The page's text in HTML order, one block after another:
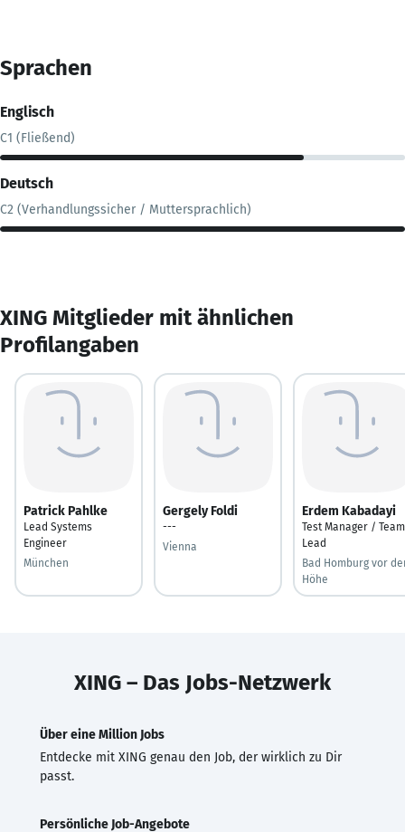
Sprachen
Englisch
C1 (Fließend)
Deutsch
C2 (Verhandlungssicher / Muttersprachlich)
XING Mitglieder mit ähnlichen
Profilangaben
Patrick Pahlke
Lead Systems
Engineer
München
Gergely Foldi
---
Vienna
Erdem Kabadayi
Test Manager / Team
Lead
Bad Homburg vor
Höhe
XING – Das Jobs-Netzwerk
Über eine Million Jobs
Entdecke mit XING genau den Job, der wirklich zu Dir
passt.
Persönliche Job-Angebote